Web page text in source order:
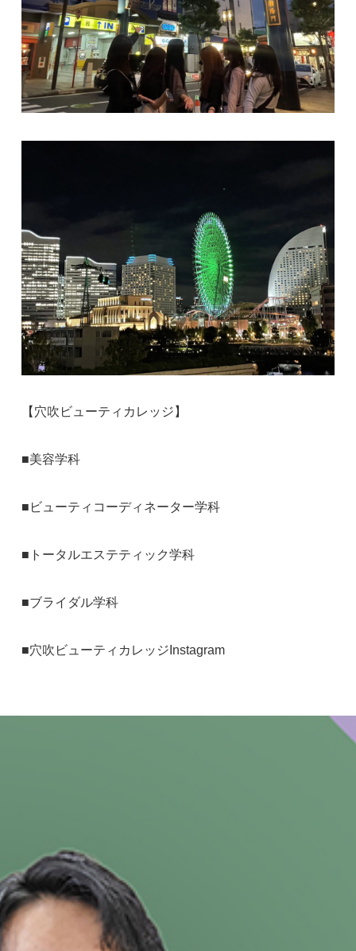
【穴吹ビューティカレッジ】
■美容学科
■ ビューティコーディネーター学科
■ トータルエステティック学科
■ブライダル学科
■穴吹ビューティカレッジInstagram